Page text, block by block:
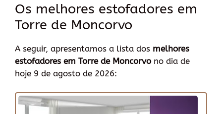
Os melhores estofadores em
Torre de Moncorvo
A seguir, apresentamos a lista dos melhores
estofadores em Torre de Moncorvono dia de
hoje 9 de agosto de 2026: